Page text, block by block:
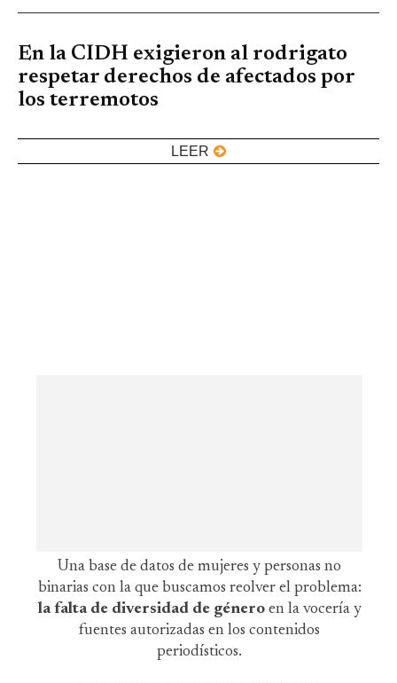
En la CIDH exigieron al rodrigato
respetar derechos de afectados por
los terremotos
LEER
Una base de datos de mujeres y personas no
binarias con la que buscamos reolver el problema:
la falta de diversidad de género en la vocería y
fuentes autorizadas en los contenidos
periodísticos.